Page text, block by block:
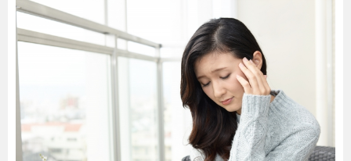
暮らし エンタメ
連載一覧